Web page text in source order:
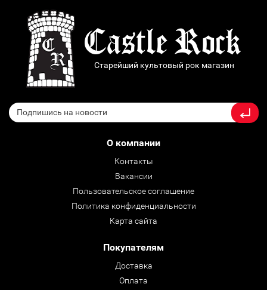
Старейший культовый рок магазин
О компании
Контакты
Вакансии
Пользовательское соглашение
Политика конфиденциальности
Карта сайта
Покупателям
Доставка
Оплата